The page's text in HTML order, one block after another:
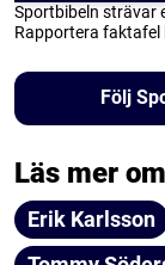
Sportbibeln strävar
Rapportera faktafel
Följ
Läs mer
Erik Karlsson